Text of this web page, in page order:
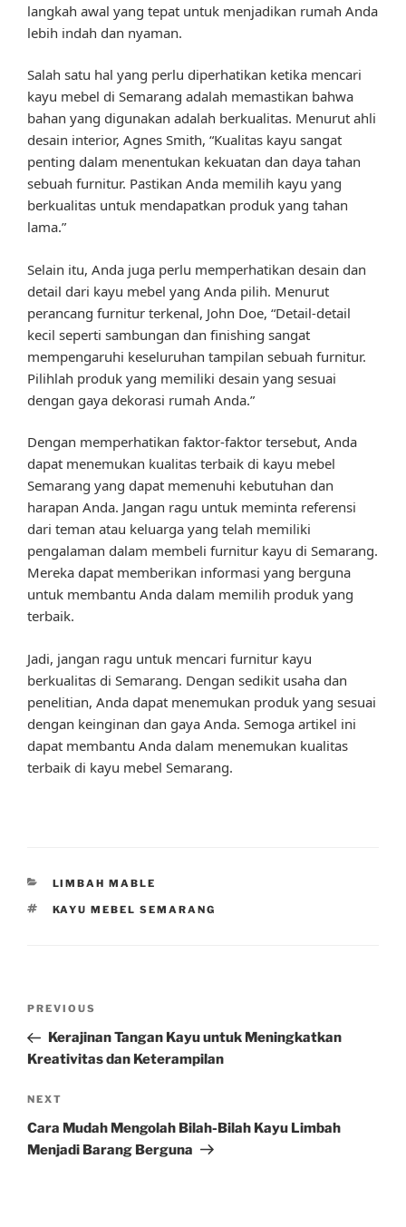
langkah awal yang tepat untuk menjadikan rumah Anda
lebih indah dan nyaman.
Salah satu hal yang perlu diperhatikan ketika mencari
kayu mebel di Semarang adalah memastikan bahwa
bahan yang digunakan adalah berkualitas. Menurut ahli
desain interior, Agnes Smith, “Kualitas kayu sangat
penting dalam menentukan kekuatan dan daya tahan
sebuah furnitur. Pastikan Anda memilih kayu yang
berkualitas untuk mendapatkan produk yang tahan
lama.”
Selain itu, Anda juga perlu memperhatikan desain dan
detail dari kayu mebel yang Anda pilih. Menurut
perancang furnitur terkenal, John Doe, “Detail-detail
kecil seperti sambungan dan finishing sangat
mempengaruhi keseluruhan tampilan sebuah furnitur.
Pilihlah produk yang memiliki desain yang sesuai
dengan gaya dekorasi rumah Anda.”
Dengan memperhatikan faktor-faktor tersebut, Anda
dapat menemukan kualitas terbaik di kayu mebel
Semarang yang dapat memenuhi kebutuhan dan
harapan Anda. Jangan ragu untuk meminta referensi
dari teman atau keluarga yang telah memiliki
pengalaman dalam membeli furnitur kayu di Semarang.
Mereka dapat memberikan informasi yang berguna
untuk membantu Anda dalam memilih produk yang
terbaik.
Jadi, jangan ragu untuk mencari furnitur kayu
berkualitas di Semarang. Dengan sedikit usaha dan
penelitian, Anda dapat menemukan produk yang sesuai
dengan keinginan dan gaya Anda. Semoga artikel ini
dapat membantu Anda dalam menemukan kualitas
terbaik di kayu mebel Semarang.
CATEGORIES
LIMBAH MABLE
TAGS
KAYU MEBEL SEMARANG
Previous
Post
PREVIOUS
Kerajinan Tangan Kayu untuk Meningkatkan
Kreativitas dan Keterampilan
Next
Post
NEXT
Cara Mudah Mengolah Bilah-Bilah Kayu Limbah
Menjadi Barang Berguna